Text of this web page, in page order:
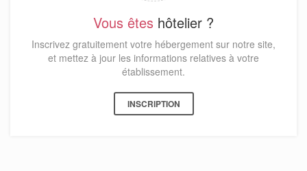
Vous êtes hôtelier ?
Inscrivez gratuitement votre hébergement sur notre site,
et mettez à jour les informations relatives à votre
établissement.
INSCRIPTION